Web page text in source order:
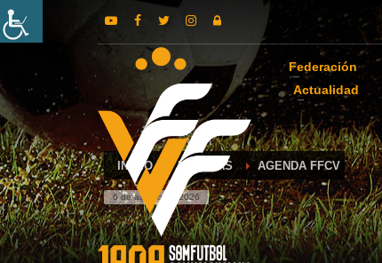
Federación
Actualidad
INICIO NOTICIAS AGENDA FFCV
6 de agosto de 2026